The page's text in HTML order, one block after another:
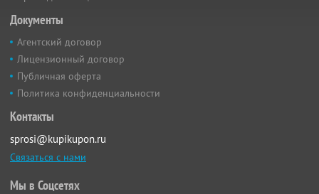
Документы
Агентский договор
Лицензионный договор
Публичная оферта
Политика конфиденциальности
Контакты
sprosi@kupikupon.ru
Связаться с нами
Мы в Соцсетях